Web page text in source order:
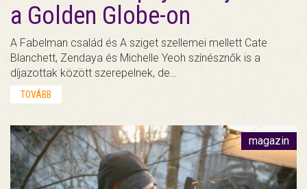
a Golden Globe-on
A Fabelman család és A sziget szellemei mellett Cate
Blanchett, Zendaya és Michelle Yeoh színésznők is a
díjazottak között szerepelnek, de…
TOVÁBB
magazin